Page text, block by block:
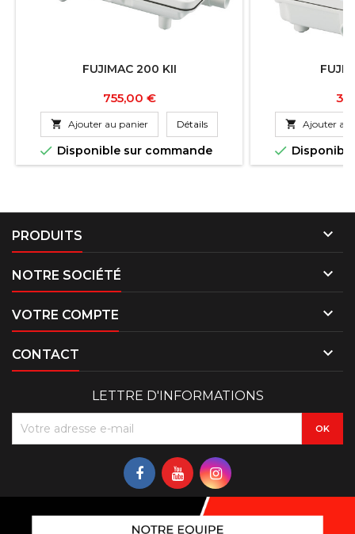
FUJIMAC 200 KII
Prix
755,00 €
 Ajouter au panier Détails
 Disponible sur commande
 Ajouter au

PRODUITS 
NOTRE SOCIÉTÉ 
VOTRE COMPTE 
CONTACT 
LETTRE D'INFORMATIONS